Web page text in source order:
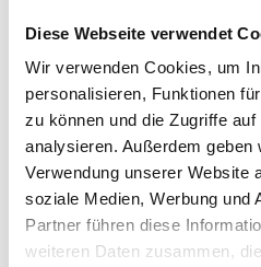
Diese Webseite verwendet
Wir verwenden Cookies, um
personalisieren, Funktionen
zu können und die Zugriffe
analysieren. Außerdem
Verwendung unserer Website
soziale Medien, Werbung und
Partner führen diese
weiteren Daten zusammen,
entdecken, individuelle Ziele
Glück bewusst in die Hand zu
Mit begleitenden Tools,
praxisnahen Formaten fördern
Orientierung und nachhaltige
beruflich als auch persönlich.